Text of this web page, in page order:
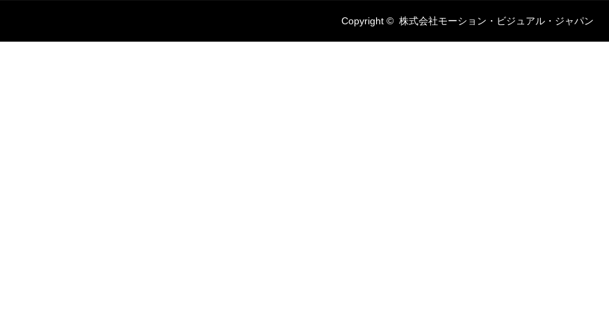
Copyright © 株式会社モーション・ビジュアル・ジャパン